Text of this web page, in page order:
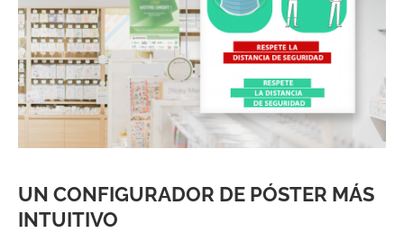
UN CONFIGURADOR DE PÓSTER MÁS
INTUITIVO